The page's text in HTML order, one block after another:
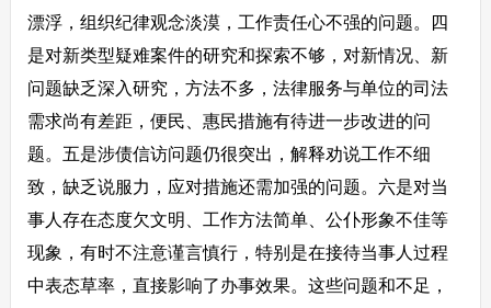
漂浮，组织纪律观念淡漠，工作责任心不强的问题。四
是对新类型疑难案件的研究和探索不够，对新情况、新
问题缺乏深入研究，方法不多，法律服务与单位的司法
需求尚有差距，便民、惠民措施有待进一步改进的问
题。五是涉债信访问题仍很突出，解释劝说工作不细
致，缺乏说服力，应对措施还需加强的问题。六是对当
事人存在态度欠文明、工作方法简单、公仆形象不佳等
现象，有时不注意谨言慎行，特别是在接待当事人过程
中表态草率，直接影响了办事效果。这些问题和不足，